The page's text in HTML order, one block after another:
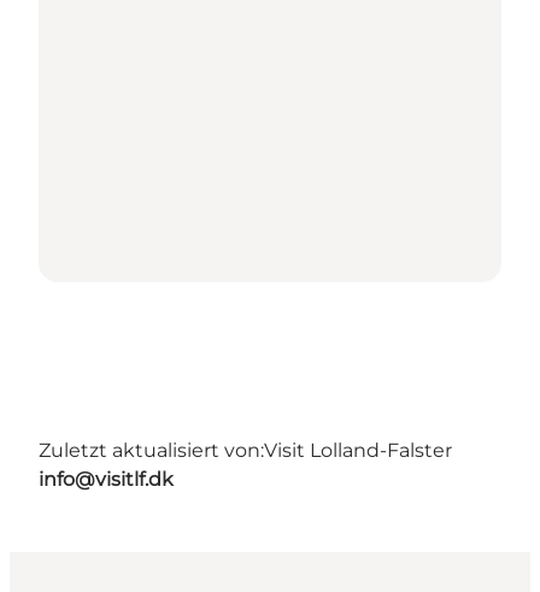
Zuletzt aktualisiert von:Visit Lolland-Falster
info@visitlf.dk